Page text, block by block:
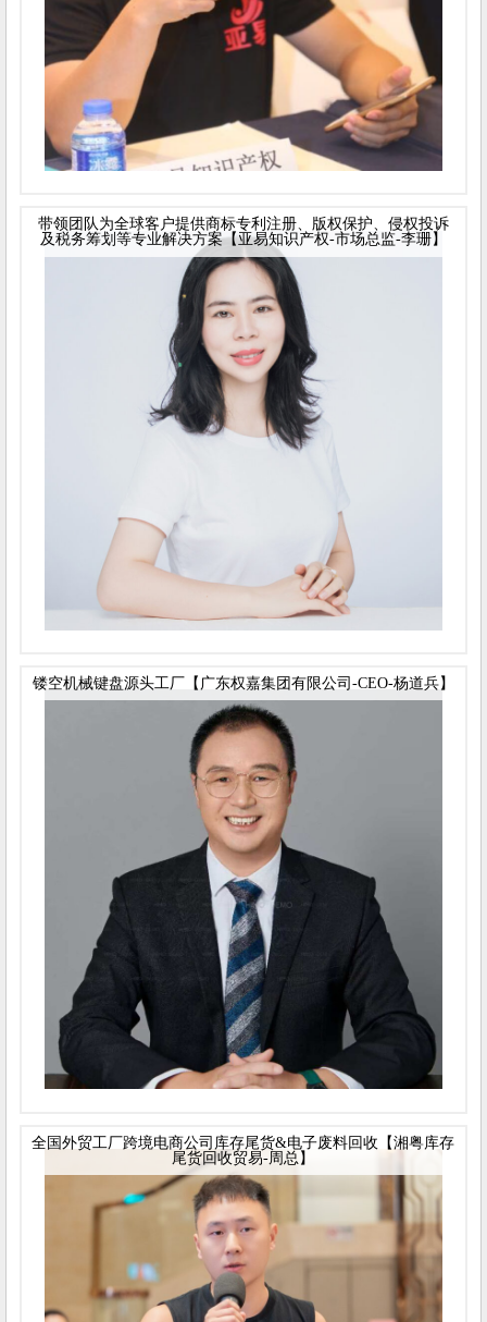
带领团队为全球客户提供商标专利注册、版权保护、侵权投诉
及税务筹划等专业解决方案【亚易知识产权-市场总监-李珊】
镂空机械键盘源头工厂【广东权嘉集团有限公司-CEO-杨道兵】
全国外贸工厂跨境电商公司库存尾货&电子废料回收【湘粤库存
尾货回收贸易-周总】